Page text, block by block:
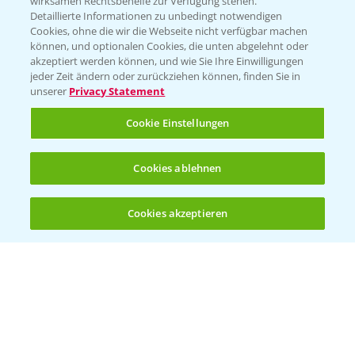
(noch 4)
Beratung auf WhatsApp
T.+49 (0)174 346 564 1
KONTAKT
Hilfe in Notfällen
+49 (0)214/30-20220
Detaillierte Informationen zu unbedingt notwendigen
Cookies, ohne die wir die Webseite nicht verfügbar machen
können, und optionalen Cookies, die unten abgelehnt oder
akzeptiert werden können, und wie Sie Ihre Einwilligungen
jeder Zeit ändern oder zurückziehen können, finden Sie in
unserer Privacy Statement
Cookie Einstellungen
Cookies ablehnen
Cookies akzeptieren